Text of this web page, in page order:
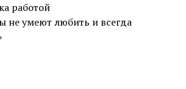
работой
не умеют любить и всегда